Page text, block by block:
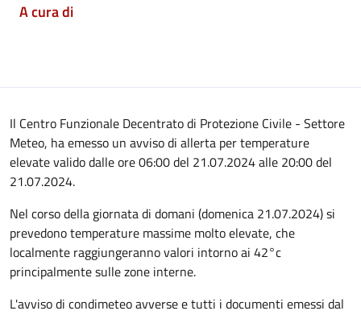
A cura di
Il Centro Funzionale Decentrato di Protezione Civile - Settore
Meteo, ha emesso un avviso di allerta per temperature
elevate valido dalle ore 06:00 del 21.07.2024 alle 20:00 del
21.07.2024.
Nel corso della giornata di domani (domenica 21.07.2024) si
prevedono temperature massime molto elevate, che
localmente raggiungeranno valori intorno ai 42°c
principalmente sulle zone interne.
L'avviso di condimeteo avverse e tutti i documenti emessi dal